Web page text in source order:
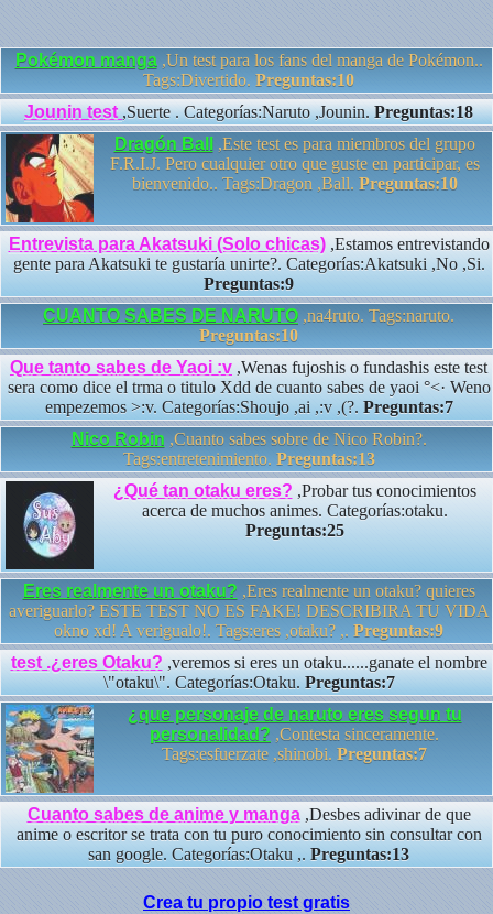
Pokémon manga,Un test para los fans del manga de Pokémon..
Tags:Divertido. Preguntas:10
Jounin test,Suerte . Categorías:Naruto ,Jounin.Preguntas:18
Dragón Ball
,Este test es para miembros del grupo
F.R.I.J. Pero cualquier otro que guste en participar, es
bienvenido.. Tags:Dragon ,Ball. Preguntas:10
Entrevista para Akatsuki (Solo chicas),Estamos entrevistando
gente para Akatsuki te gustaría unirte?. Categorías:Akatsuki ,No ,Si.
Preguntas:9
CUANTO SABES DE NARUTO ,na4ruto. Tags:naruto.
Preguntas:10
Que tanto sabes de Yaoi :v ,Wenas fujoshis o fundashis este test
sera como dice el trma o titulo Xdd de cuanto sabes de yaoi °<· Weno
empezemos >:v. Categorías:Shoujo ,ai ,:v ,(?. Preguntas:7
Nico Robin ,Cuanto sabes sobre de Nico Robin?.
Tags:entretenimiento. Preguntas:13
¿Qué tan otaku eres? ,Probar tus conocimientos
acerca de muchos animes. Categorías:otaku.
Preguntas:25
Eres realmente un otaku? ,Eres realmente un otaku? quieres
averiguarlo? ESTE TEST NO ES FAKE! DESCRIBIRA TU VIDA
okno xd! A verigualo!. Tags:eres ,otaku? ,. Preguntas:9
test .¿eres Otaku? ,veremos si eres un otaku......ganate el nombre
\"otaku\". Categorías:Otaku. Preguntas:7
¿que personaje de naruto eres segun tu
personalidad? ,Contesta sinceramente.
Tags:esfuerzate ,shinobi. Preguntas:7
Cuanto sabes de anime y manga,Desbes adivinar de que
anime o escritor se trata con tu puro conocimiento sin consultar con
san google. Categorías:Otaku ,. Preguntas:13
Crea tu propio test gratis